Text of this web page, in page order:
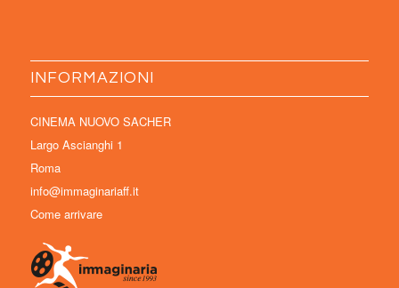
INFORMAZIONI
CINEMA NUOVO SACHER
Largo Ascianghi 1
Roma
info@immaginariaff.it
Come arrivare